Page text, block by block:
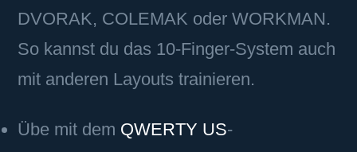
DVORAK, COLEMAK oder WORKMAN.
So kannst du das 10-Finger-System auch
mit anderen Layouts trainieren.
Übe mit dem QWERTY US-